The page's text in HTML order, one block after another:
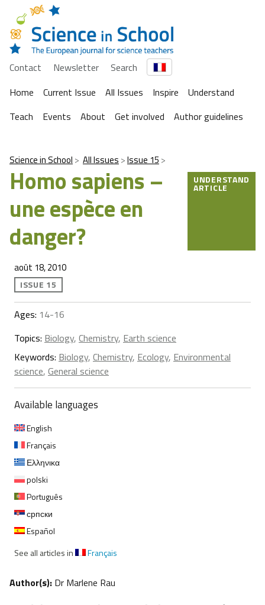
Contact Newsletter
Search
Home
Current Issue All Issues Inspire
Understand
Teach
Events About Get involved Author guidelines
Science in School All Issues Issue 15
Homo sapiens –
une espèce en
danger?
UNDERSTAND
ARTICLE
août 18, 2010
ISSUE 15
Ages: 14-16
Topics: Biology, Chemistry, Earth science
Keywords: Biology, Chemistry, Ecology, Environmental
science, General science
Available languages
English
Français
Ελληνικα
polski
Português
српски
Español
See all articles in
Français
Author(s): Dr Marlene Rau